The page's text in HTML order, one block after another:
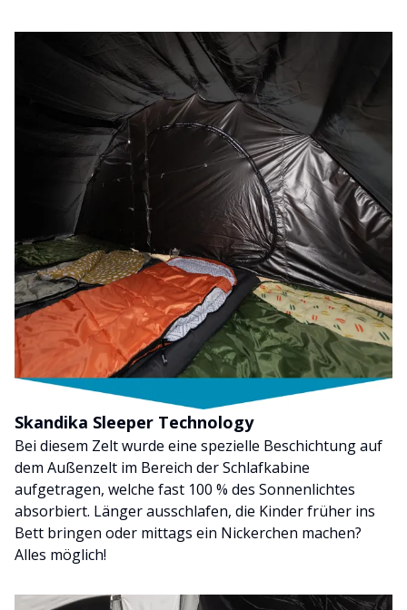
Skandika Sleeper Technology
Bei diesem Zelt wurde eine spezielle Beschichtung auf
dem Außenzelt im Bereich der Schlafkabine
aufgetragen, welche fast 100 % des Sonnenlichtes
absorbiert. Länger ausschlafen, die Kinder früher ins
Bett bringen oder mittags ein Nickerchen machen?
Alles möglich!